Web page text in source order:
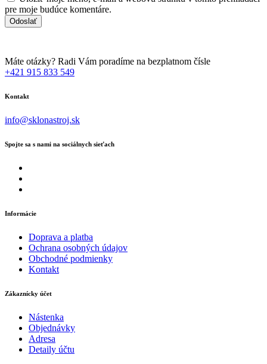
pre moje budúce komentáre.
Máte otázky? Radi Vám poradíme na bezplatnom čísle
+421 915 833 549
Kontakt
info@sklonastroj.sk
Spojte sa s nami na sociálnych sieťach
Informácie
Doprava a platba
Ochrana osobných údajov
Obchodné podmienky
Kontakt
Zákaznícky účet
Nástenka
Objednávky
Adresa
Detaily účtu